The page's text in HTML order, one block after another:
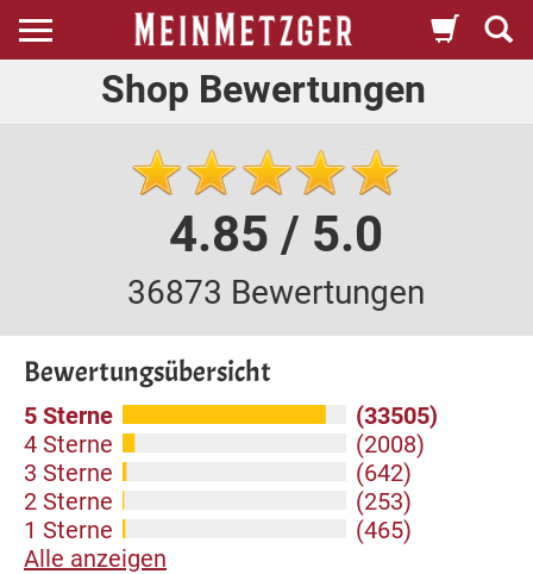
Shop Bewertungen
4.85 / 5.0
36873 Bewertungen
Bewertungsübersicht
5 Sterne
(33505)
4 Sterne
(2008)
3 Sterne
(642)
2 Sterne
(253)
1 Sterne
(465)
Alle anzeigen